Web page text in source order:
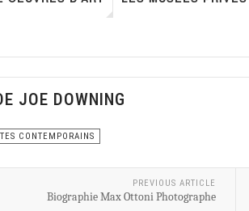
JOE DOWNING
CONTEMPORAINS
PREVIOUS ARTICLE
Biographie Max Ottoni Photographe